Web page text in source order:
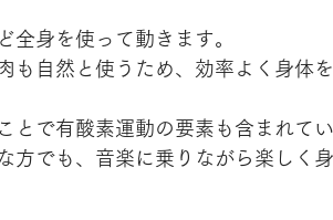
全身を使って動きます。
も自然と使うため、効率よく身体
とで有酸素運動の要素も含まれてい
方でも、音楽に乗りながら楽しく